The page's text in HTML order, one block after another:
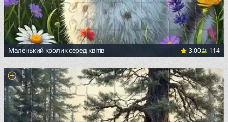
Маленький кролик серед квітів 3.00 114